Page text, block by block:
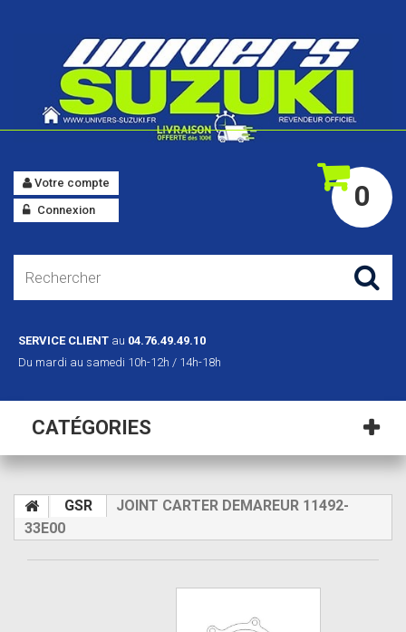
0
Votre compte
Connexion
SERVICE CLIENT au 04.76.49.49.10
Du mardi au samedi 10h-12h / 14h-18h
CATÉGORIES
GSR
JOINT CARTER DEMAREUR 11492-
33E00